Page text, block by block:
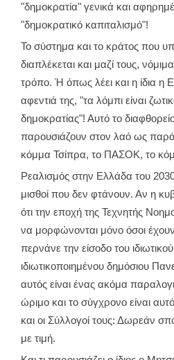
"δημοκρατία" γενικά και
"δημοκρατικό καπιταλισμό"!
Το σύστημα και το κράτος που
διαπλέκεται και μαζί τους,
τρόπο. Ή όπως λέει και η ίδια
αφεντιά της, "τα λόμπι είναι
δημοκρατίας"! Αυτό το
παρουσιάζουν στον λαό ως
κόμμα Τσίπρα, το ΠΑΣΟΚ, το
Ρεαλισμός στην Ελλάδα του
μισθοί που δεν φτάνουν. Αν η
ότι την εποχή της Τεχνητής
να μορφώνονται μόνο όσοι
περνάνε την είσοδο του
ιδιωτικοποιημένου δημόσιου
αυτός είναι ένας ακόμα
ώριμο και το σύγχρονο είναι
και οι Σύλλογοί τους: Δωρεάν
με τιμή.